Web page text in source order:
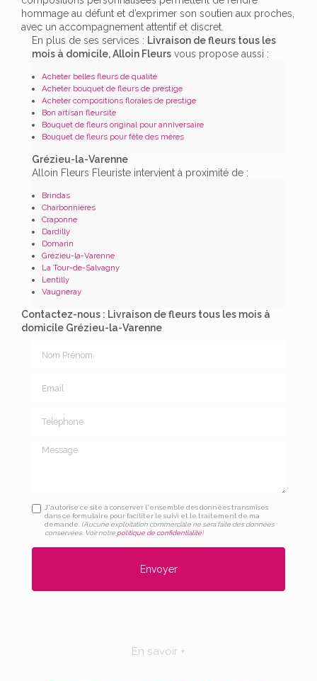
hommage au défunt et d’exprimer son soutien aux proches,
avec un accompagnement attentif et discret.
En plus de ses services : Livraison de fleurs tous les
mois à domicile, Alloin Fleurs vous propose aussi :
Acheter belles fleurs de qualité
Acheter bouquet de fleurs de prestige
Acheter compositions florales de prestige
Bon artisan fleursite
Bouquet de fleurs original pour anniversaire
Bouquet de fleurs pour fête des mères
Grézieu-la-Varenne
Alloin Fleurs Fleuriste intervient à proximité de :
Brindas
Charbonnières
Craponne
Dardilly
Domarin
Grézieu-la-Varenne
La Tour-de-Salvagny
Lentilly
Vaugneray
Contactez-nous : Livraison de fleurs tous les mois à
domicile Grézieu-la-Varenne
Message
J'autorise ce site à conserver l'ensemble des données transmises
dans ce formulaire pour faciliter le suivi et le traitement de ma
demande. (Aucune exploitation commerciale ne sera faite des données
conservées. Voir notre politique de confidentialité)
En savoir +